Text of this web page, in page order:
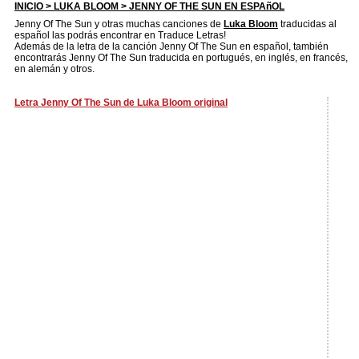
INICIO > LUKA BLOOM > JENNY OF THE SUN EN ESPAñOL
Jenny Of The Sun y otras muchas canciones de Luka Bloom traducidas al
español las podrás encontrar en Traduce Letras!
Además de la letra de la canción Jenny Of The Sun en español, también
encontrarás Jenny Of The Sun traducida en portugués, en inglés, en francés,
en alemán y otros.
Letra Jenny Of The Sun de Luka Bloom original